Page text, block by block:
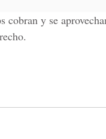
cobran y se